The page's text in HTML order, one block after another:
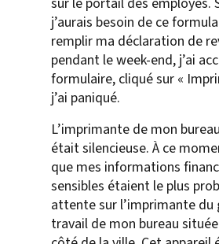
j’aurais besoin de ce
remplir ma déclaration de
pendant le week-end, j’ai
formulaire, cliqué sur «
j’ai paniqué.
L’imprimante de mon
était silencieuse. À ce
que mes informations
sensibles étaient le plus
attente sur l’imprimante du
travail de mon bureau